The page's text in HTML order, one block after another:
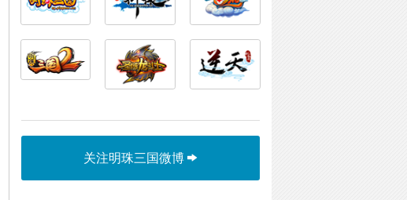
关注明珠三国微博